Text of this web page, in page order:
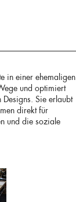
in einer ehemaligen
und optimiert
Sie erlaubt
direkt für
und die soziale